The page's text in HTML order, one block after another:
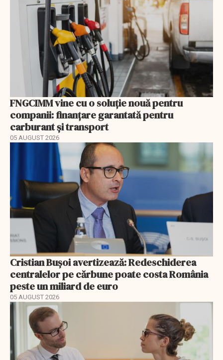
FNGCIMM vine cu o soluție nouă pentru
companii: finanțare garantată pentru
carburant și transport
05 AUGUST 2026
Cristian Bușoi avertizează: Redeschiderea
centralelor pe cărbune poate costa România
peste un miliard de euro
05 AUGUST 2026